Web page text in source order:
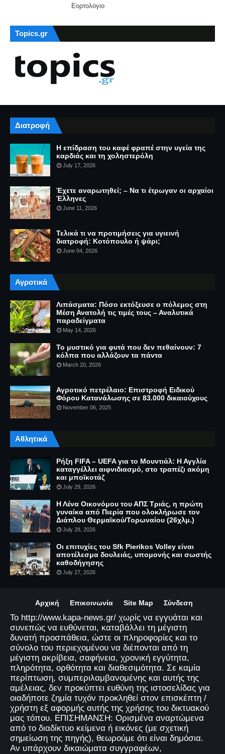
Εορτολόγιο
Topics.gr
Διατροφή
Η επίδραση του καφέ φραπέ στην υγεία της
καρδιάς και τη χοληστερόλη
July 17, 2026
Έχετε αναρωτηθεί; – Να τι έτρωγαν οι αρχαίοι
Έλληνες
June 11, 2026
Τελικά τι να προτιμήσεις για υγιεινή
διατροφή: Κοτόπουλο ή ψάρι;
June 04, 2026
Αγροτικά
Λιπάσματα: Πόσο εκτόξευσε ο πόλεμος στη
Μέση Ανατολή τις τιμές τους – Αναλυτικά
παραδείγματα
May 14, 2026
Το μυστικό για φυτά που δεν πεθαίνουν: 7
κόλπα που αλλάζουν τα πάντα
March 20, 2026
Αγροτικό πετρέλαιο: Επιστροφή Ειδικού
Φόρου Κατανάλωσης σε 83.000 δικαιούχους
November 06, 2025
Αθλητικά
Ρήξη FIFA – UEFA για το Μουντιάλ: Η Αγγλία
καταγγέλλει αιφνιδιασμό, στο τραπέζι ακόμη
και μποϊκοτάζ
July 29, 2026
Η Λένα Οικονόμου του ΑΠΣ Τριάς, η πρώτη
γυναίκα από Πιερία που ολοκλήρωσε τον
Διάπλου Θερμαϊκού/Τορωναίου (26χλμ.)
July 28, 2026
Οι επιτυχίες του Sfk Pierikos Volley είναι
αποτέλεσμα δουλειάς, υπομονής και σωστής
καθοδήγησης
July 27, 2026
Αρχική Επικοινωνία Site Map Σύνδεση
Το http://www.kapa-news.gr/ χωρίς να εγγυάται και
συνεπώς να ευθύνεται, καταβάλλει τη μέγιστη
δυνατή προσπάθεια, ώστε οι πληροφορίες και το
σύνολο του περιεχομένου να διέπονται από τη
μέγιστη ακρίβεια, σαφήνεια, χρονική εγγύτητα,
πληρότητα, ορθότητα και διαθεσιμότητα. Σε καμία
περίπτωση, συμπεριλαμβανομένης και αυτής της
αμέλειας, δεν προκύπτει ευθύνη της ιστοσελίδας για
οιαδήποτε ζημία τυχόν προκληθεί στον επισκέπτη /
χρήστη εξ αφορμής αυτής της χρήσης του δικτυακού
μας τόπου. ΕΠΙΣΗΜΑΝΣΗ: Ορισμένα αναρτώμενα
από το διαδίκτυο κείμενα ή εικόνες (με σχετική
σημείωση της πηγής), θεωρούμε ότι είναι δημόσια.
Αν υπάρχουν δικαιώματα συγγραφέων,